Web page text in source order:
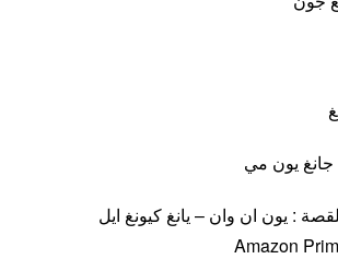
جانغ يون مي
: يون ان وان – يانغ كيونغ ايل